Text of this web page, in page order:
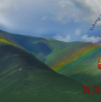
首页